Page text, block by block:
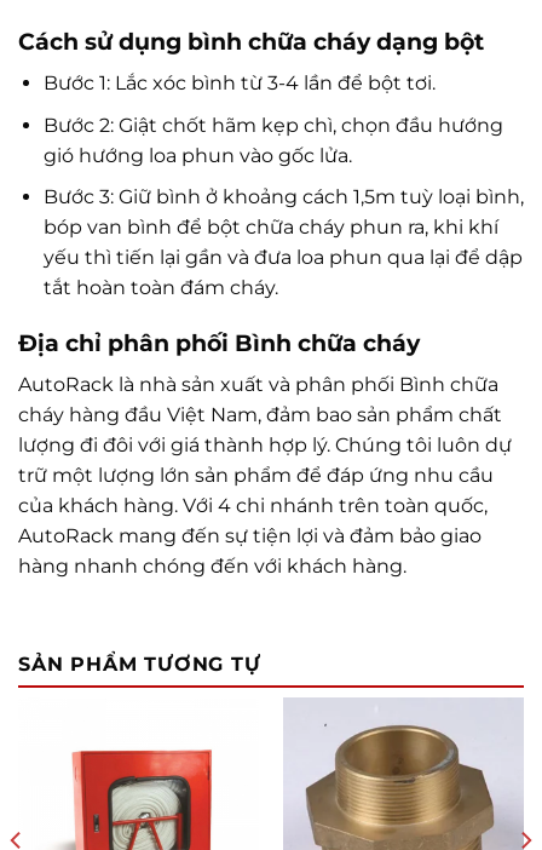
Cách sử dụng bình chữa cháy dạng bột
Bước 1: Lắc xóc bình từ 3-4 lần để bột tơi.
Bước 2: Giật chốt hãm kẹp chì, chọn đầu hướng
gió hướng loa phun vào gốc lửa.
Bước 3: Giữ bình ở khoảng cách 1,5m tuỳ loại bình,
bóp van bình để bột chữa cháy phun ra, khi khí
yếu thì tiến lại gần và đưa loa phun qua lại để dập
tắt hoàn toàn đám cháy.
Địa chỉ phân phối Bình chữa cháy
AutoRack là nhà sản xuất và phân phối Bình chữa
cháy hàng đầu Việt Nam, đảm bao sản phẩm chất
lượng đi đôi với giá thành hợp lý. Chúng tôi luôn dự
trữ một lượng lớn sản phẩm để đáp ứng nhu cầu
của khách hàng. Với 4 chi nhánh trên toàn quốc,
AutoRack mang đến sự tiện lợi và đảm bảo giao
hàng nhanh chóng đến với khách hàng.
SẢN PHẨM TƯƠNG TỰ